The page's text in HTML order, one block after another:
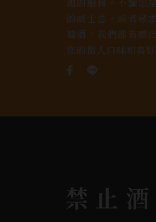
越的服務。不論您
的威士忌，或者尋
萄酒，我們都有廣
您的個人口味和喜好
Copyright 奕欣
禁止